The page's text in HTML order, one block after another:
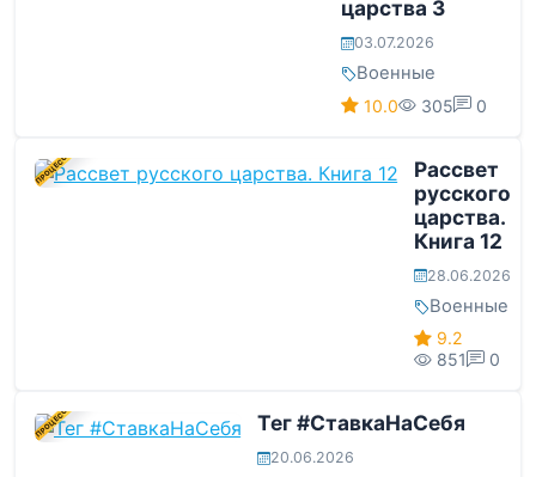
царства 3
03.07.2026
Военные
10.0 305 0
В ПРОЦЕССЕ
Рассвет
русского
царства.
Книга 12
28.06.2026
Военные
9.2
851
0
В ПРОЦЕССЕ Тег #СтавкаНаСебя
20.06.2026